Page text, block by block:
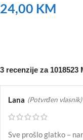
24,00 KM
3 recenzije za 1018523
Lana (Potvrđen vlasnik)
Sve prošlo glatko –